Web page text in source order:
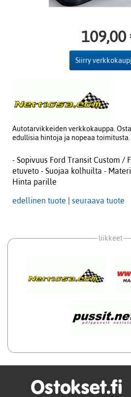
109,00
Siirry
Autotarvikkeiden verkkokauppa.
edullisia hintoja ja nopeaa toimitusta.
- Sopivuus Ford Transit Custom /
etuveto - Suojaa kolhuilta -
Hinta parille
edellinen tuote seuraava tuote
liikkeet